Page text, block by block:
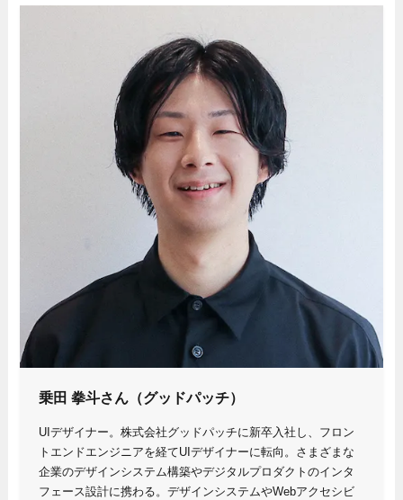
乗田 拳斗さん（グッドパッチ）
UIデザイナー。株式会社グッドパッチに新卒入社し、フロン
トエンドエンジニアを経てUIデザイナーに転向。さまざまな
企業のデザインシステム構築やデジタルプロダクトのインタ
フェース設計に携わる。デザインシステムやWebアクセシビ